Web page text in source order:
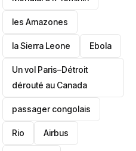
les Amazones
la Sierra Leone ‎Ebola
Un vol Paris–Détroit
dérouté au Canada
passager congolais
Rio Airbus